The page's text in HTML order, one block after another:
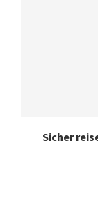
Sicher